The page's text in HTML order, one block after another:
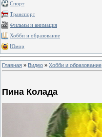
Спорт
Транспорт
Фильмы и анимация
Хобби и образование
Юмор
Главная » Видео » Хобби и образование
Пина Колада